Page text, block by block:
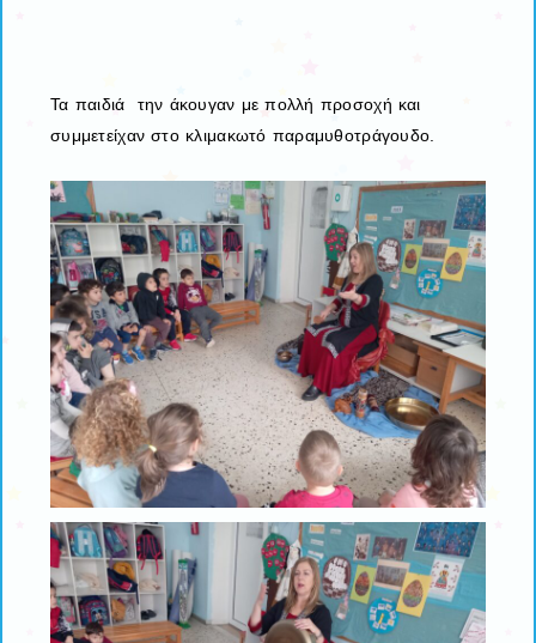
Τα παιδιά την άκουγαν με πολλή προσοχή και
συμμετείχαν στο κλιμακωτό παραμυθοτράγουδο.